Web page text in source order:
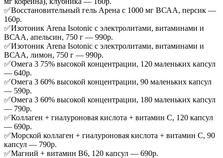
✅Восстановительный гель Арена с 1000 мг ВСАА, персик —
160р.
✅Изотоник Arena Isotonic с электролитами, витаминами и
ВСАА, апельсин, 750 г — 990р.
✅Изотоник Arena Isotonic с электролитами, витаминами и
ВСАА, лимон, 750 г — 990р.
✅Омега 3 75% высокой концентрации, 120 маленьких капсул
— 640р.
✅Омега 3 60% высокой концентрации, 90 маленьких капсул
— 590р.
✅Омега 3 60% высокой концентрации, 180 маленьких капсул
— 790р.
✅Коллаген + гиалуроновая кислота + витамин С, 120 капсул
— 690р.
✅Морской коллаген + гиалуроновая кислота + витамин С, 90
капсул — 790р.
✅Магний + витамин В6, 120 капсул — 690р.